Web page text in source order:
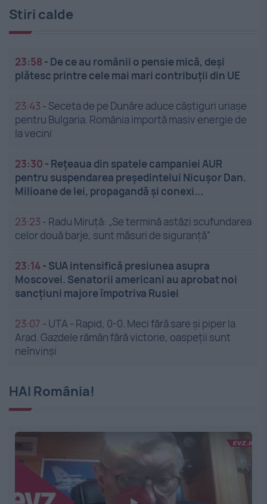
Stiri calde
23:58 - De ce au românii o pensie mică, deși
plătesc printre cele mai mari contribuții din UE
23:43 - Seceta de pe Dunăre aduce câștiguri uriașe
pentru Bulgaria. România importă masiv energie de
la vecini
23:30 - Rețeaua din spatele campaniei AUR
pentru suspendarea președintelui Nicușor Dan.
Milioane de lei, propagandă și conexi...
23:23 - Radu Miruță: „Se termină astăzi scufundarea
celor două barje, sunt măsuri de siguranţă”
23:14- SUA intensifică presiunea asupra
Moscovei. Senatorii americani au aprobat noi
sancțiuni majore împotriva Rusiei
23:07 - UTA - Rapid, 0-0. Meci fără sare și piper la
Arad. Gazdele rămân fără victorie, oaspeții sunt
neînvinși
HAI România!